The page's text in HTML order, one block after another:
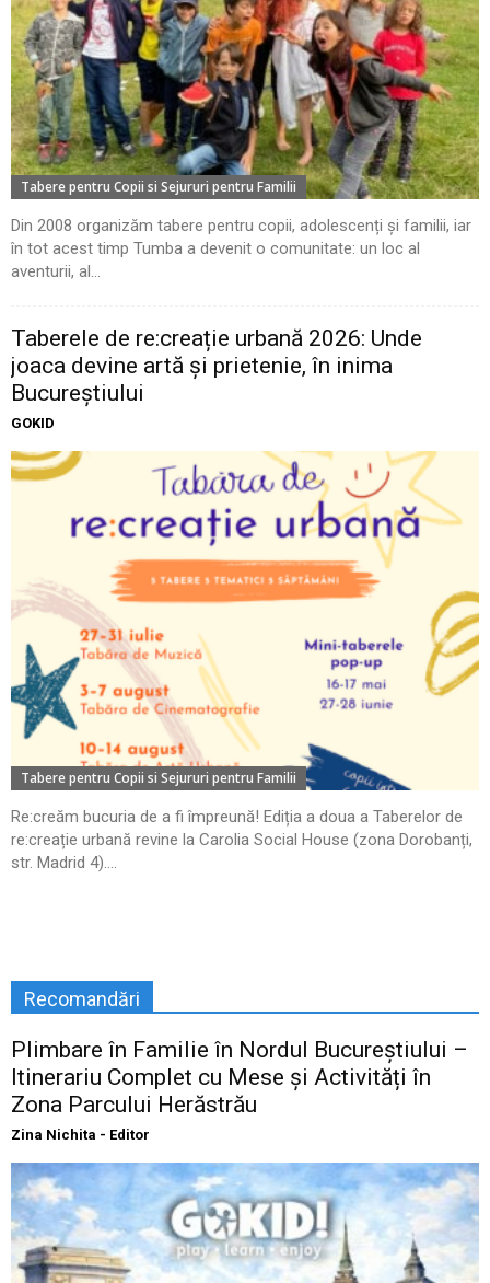
Tabere pentru Copii si Sejururi pentru Familii
Din 2008 organizăm tabere pentru copii, adolescenți și familii, iar
în tot acest timp Tumba a devenit o comunitate: un loc al
aventurii, al...
Taberele de re:creație urbană 2026: Unde
joaca devine artă și prietenie, în inima
Bucureștiului
GOKID
Tabere pentru Copii si Sejururi pentru Familii
Re:creăm bucuria de a fi împreună! Ediția a doua a Taberelor de
re:creație urbană revine la Carolia Social House (zona Dorobanți,
str. Madrid 4)....
Recomandări
Plimbare în Familie în Nordul Bucureștiului –
Itinerariu Complet cu Mese și Activități în
Zona Parcului Herăstrău
Zina Nichita - Editor